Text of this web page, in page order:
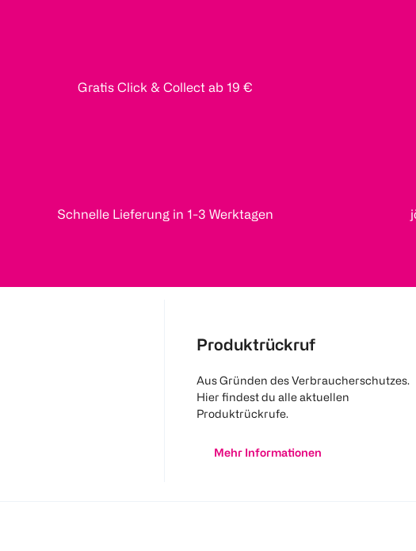
Gratis Click & Collect ab 19 €
Schnelle Lieferung in 1-3 Werktagen
Produktrückruf
Aus Gründen des Verbraucherschutzes.
Hier findest du alle aktuellen
Produktrückrufe.
Mehr Informationen